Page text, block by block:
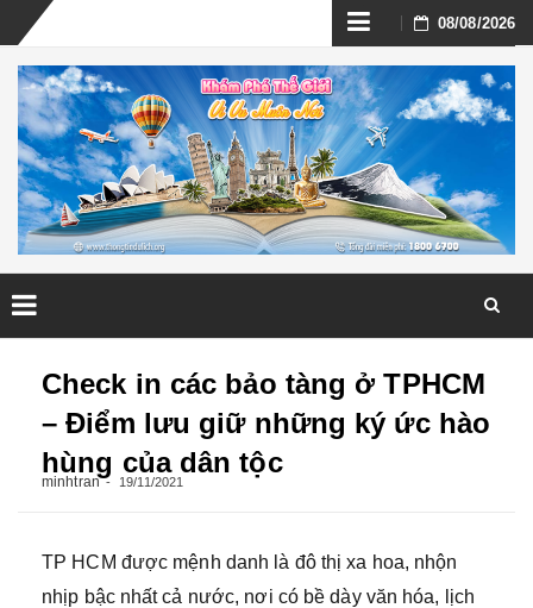
Skip
to
content
08/08/2026
Check in các bảo tàng ở TPHCM
– Điểm lưu giữ những ký ức hào
hùng của dân tộc
minhtran 19/11/2021
TP HCM được mệnh danh là đô thị xa hoa, nhộn
nhịp bậc nhất cả nước, nơi có bề dày văn hóa, lịch